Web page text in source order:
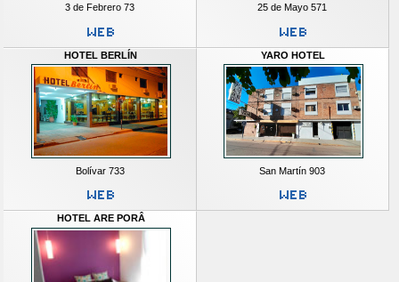
3 de Febrero 73 25 de Mayo 571
HOTEL BERLÍN
Bolívar 733
YARO HOTEL
San Martín 903
HOTEL ARE PORÂ